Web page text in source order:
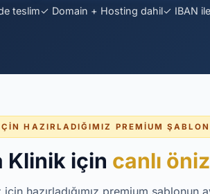
teslim✓ Domain + Hosting dahil✓ IBAN
HAZIRLADIĞIMIZ PREMIUM ŞABLON
Klinik için canlı
hazırladığımız premium şablonun